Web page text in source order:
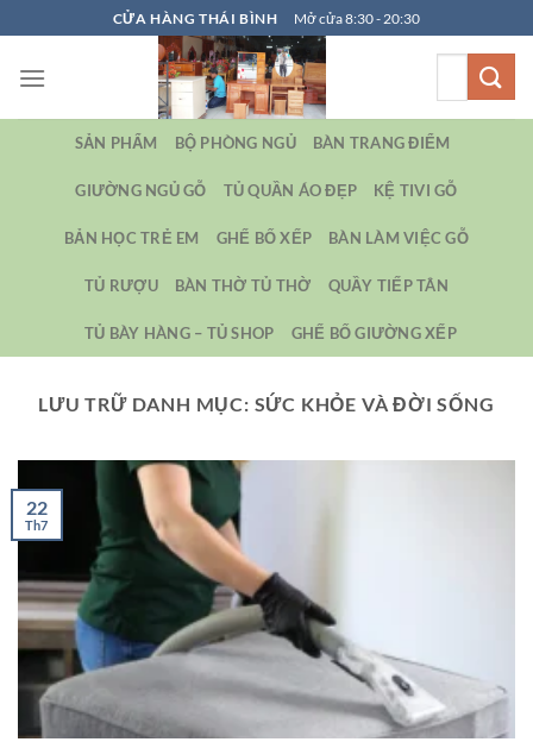
qua
nội
CỬA HÀNG THÁI BÌNH Mở cửa 8:30 - 20:30
SẢN PHẨM BỘ PHÒNG NGỦ BÀN TRANG ĐIỂM
GIƯỜNG NGỦ GỖ TỦ QUẦN ÁO ĐẸP KỆ TIVI GỖ
BẢN HỌC TRẺ EM GHẾ BỐ XẾP BÀN LÀM VIỆC GỖ
TỦ RƯỢU BÀN THỜ TỦ THỜ QUẦY TIẾP TÂN
TỦ BÀY HÀNG – TỦ SHOP GHẾ BỐ GIƯỜNG XẾP
LƯU TRỮ DANH MỤC: SỨC KHỎE VÀ ĐỜI SỐNG
22
Th7